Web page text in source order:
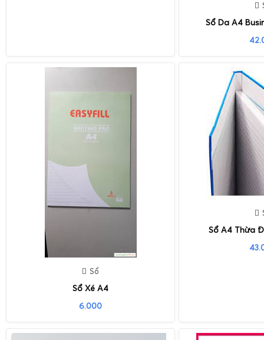
Sổ Da A4
Sổ
Sổ Xé A4
6.000
Sổ A4 Thừa